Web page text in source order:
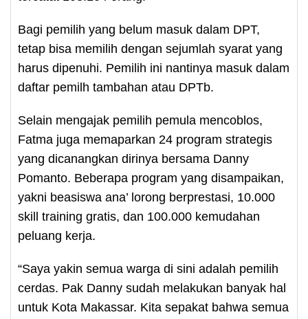
Bagi pemilih yang belum masuk dalam DPT,
tetap bisa memilih dengan sejumlah syarat yang
harus dipenuhi. Pemilih ini nantinya masuk dalam
daftar pemilh tambahan atau DPTb.
Selain mengajak pemilih pemula mencoblos,
Fatma juga memaparkan 24 program strategis
yang dicanangkan dirinya bersama Danny
Pomanto. Beberapa program yang disampaikan,
yakni beasiswa ana’ lorong berprestasi, 10.000
skill training gratis, dan 100.000 kemudahan
peluang kerja.
“Saya yakin semua warga di sini adalah pemilih
cerdas. Pak Danny sudah melakukan banyak hal
untuk Kota Makassar. Kita sepakat bahwa semua